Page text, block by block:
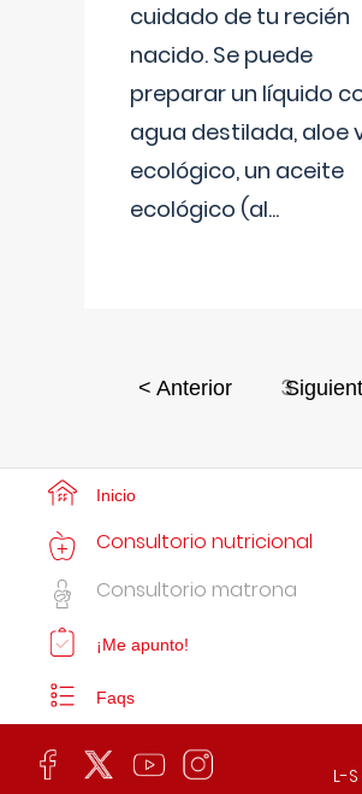
cuidado de tu recién
nacido. Se puede
preparar un líquido
agua destilada, aloe
ecológico, un aceite
ecológico (al...
< Anterior 3
Inicio
Consultorio nutricional
Consultorio matrona
¡Me apunto!
Faqs
L-